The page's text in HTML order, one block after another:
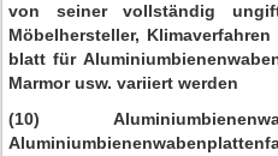
von seiner vollständig
Möbelhersteller,
blatt für
Marmor usw. variiert werden
(10)